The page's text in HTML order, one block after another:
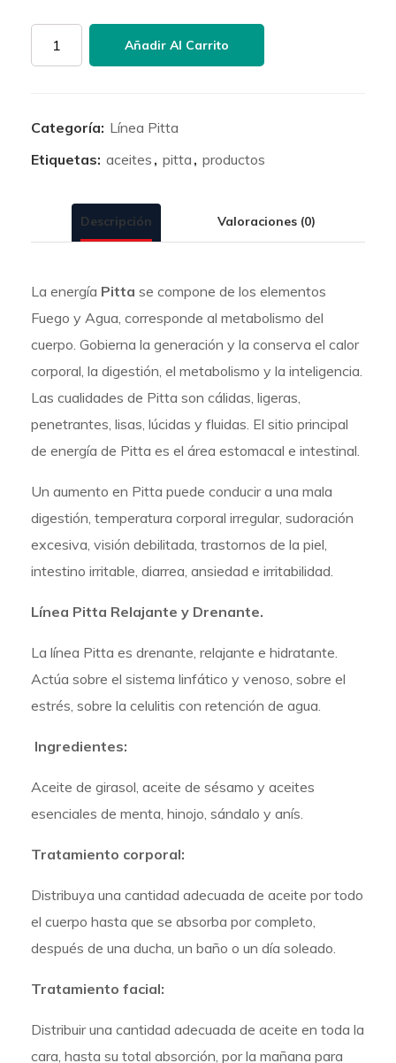
Aceite
Pitta
Añadir Al Carrito
Categoría: Línea Pitta
Etiquetas: aceites , pitta , productos
Descripción Valoraciones (0)
La energía Pitta se compone de los elementos
Fuego y Agua, corresponde al metabolismo del
cuerpo. Gobierna la generación y la conserva el calor
corporal, la digestión, el metabolismo y la inteligencia.
Las cualidades de Pitta son cálidas, ligeras,
penetrantes, lisas, lúcidas y fluidas. El sitio principal
de energía de Pitta es el área estomacal e intestinal.
Un aumento en Pitta puede conducir a una mala
digestión, temperatura corporal irregular, sudoración
excesiva, visión debilitada, trastornos de la piel,
intestino irritable, diarrea, ansiedad e irritabilidad.
Línea Pitta Relajante y Drenante.
La línea Pitta es drenante, relajante e hidratante.
Actúa sobre el sistema linfático y venoso, sobre el
estrés, sobre la celulitis con retención de agua.
Ingredientes:
Aceite de girasol, aceite de sésamo y aceites
esenciales de menta, hinojo, sándalo y anís.
Tratamiento corporal:
Distribuya una cantidad adecuada de aceite por todo
el cuerpo hasta que se absorba por completo,
después de una ducha, un baño o un día soleado.
Tratamiento facial:
Distribuir una cantidad adecuada de aceite en toda la
cara, hasta su total absorción, por la mañana para